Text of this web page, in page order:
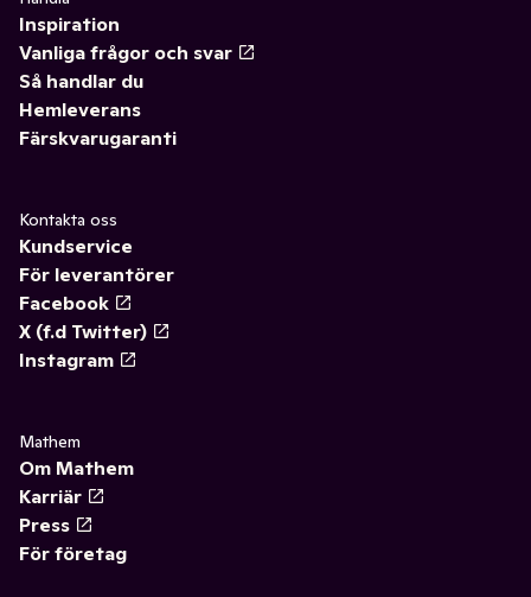
Inspiration
Vanliga frågor och svar
Så handlar du
Hemleverans
Färskvarugaranti
Kontakta oss
Kundservice
För leverantörer
Facebook
X (f.d Twitter)
Instagram
Mathem
Om Mathem
Karriär
Press
För företag